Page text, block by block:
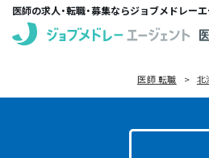
医師の求人・転職・募集ならジョブメドレー
医師 転職 北